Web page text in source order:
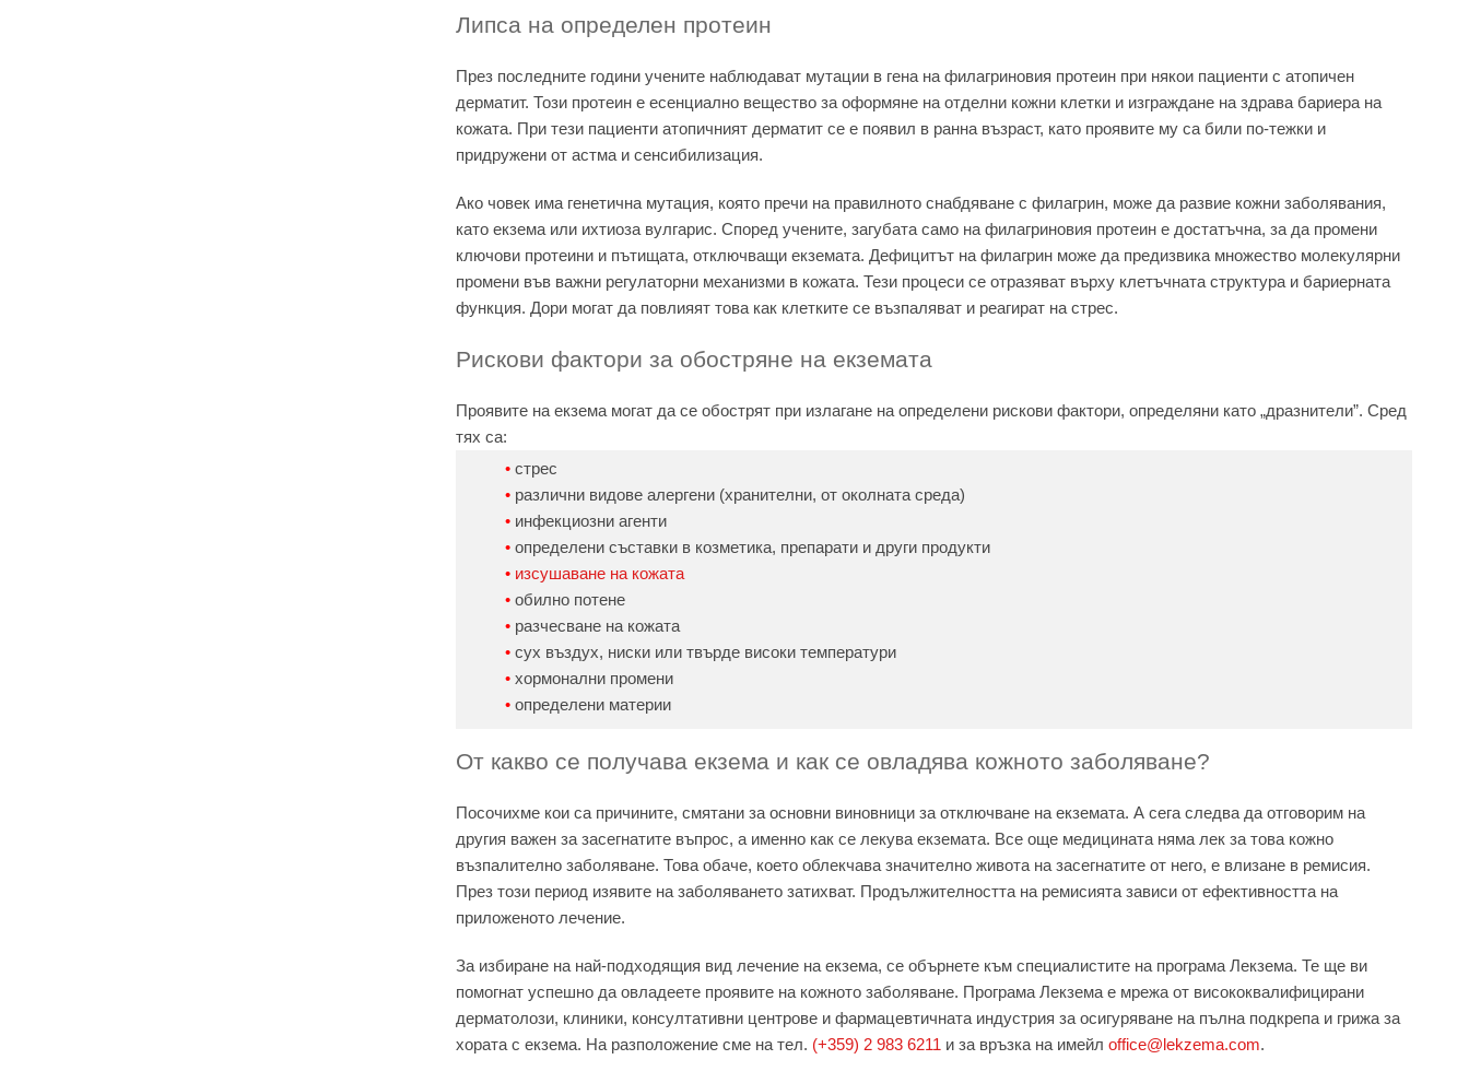
Липса на определен протеин
През последните години учените наблюдават мутации в гена на филагриновия протеин при някои пациенти с атопичен
дерматит. Този протеин е есенциално вещество за оформяне на отделни кожни клетки и изграждане на здрава бариера на
кожата. При тези пациенти атопичният дерматит се е появил в ранна възраст, като проявите му са били по-тежки и
придружени от астма и сенсибилизация.
Ако човек има генетична мутация, която пречи на правилното снабдяване с филагрин, може да развие кожни заболявания,
като екзема или ихтиоза вулгарис. Според учените, загубата само на филагриновия протеин е достатъчна, за да промени
ключови протеини и пътищата, отключващи екземата. Дефицитът на филагрин може да предизвика множество молекулярни
промени във важни регулаторни механизми в кожата. Тези процеси се отразяват върху клетъчната структура и бариерната
функция. Дори могат да повлияят това как клетките се възпаляват и реагират на стрес.
Рискови фактори за обостряне на екземата
Проявите на екзема могат да се обострят при излагане на определени рискови фактори, определяни като „дразнители”. Сред
тях са:
стрес
различни видове алергени (хранителни, от околната среда)
инфекциозни агенти
определени съставки в козметика, препарати и други продукти
изсушаване на кожата
обилно потене
разчесване на кожата
сух въздух, ниски или твърде високи температури
хормонални промени
определени материи
От какво се получава екзема и как се овладява кожното заболяване?
Посочихме кои са причините, смятани за основни виновници за отключване на екземата. А сега следва да отговорим на
другия важен за засегнатите въпрос, а именно как се лекува екземата. Все още медицината няма лек за това кожно
възпалително заболяване. Това обаче, което облекчава значително живота на засегнатите от него, е влизане в ремисия.
През този период изявите на заболяването затихват. Продължителността на ремисията зависи от ефективността на
приложеното лечение.
За избиране на най-подходящия вид лечение на екзема, се обърнете към специалистите на програма Лекзема. Те ще ви
помогнат успешно да овладеете проявите на кожното заболяване. Програма Лекзема е мрежа от висококвалифицирани
дерматолози, клиники, консултативни центрове и фармацевтичната индустрия за осигуряване на пълна подкрепа и грижа за
хората с екзема. На разположение сме на тел. (+359) 2 983 6211 и за връзка на имейлoffice@lekzema.com.